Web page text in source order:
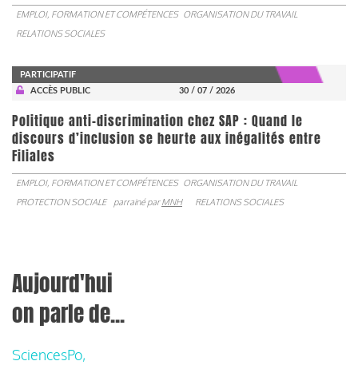
EMPLOI, FORMATION ET COMPÉTENCES ORGANISATION DU TRAVAIL
RELATIONS SOCIALES
PARTICIPATIF
ACCÈS PUBLIC
30 / 07 / 2026
Politique anti-discrimination chez SAP : Quand le
discours d’inclusion se heurte aux inégalités entre
Filiales
EMPLOI, FORMATION ET COMPÉTENCES ORGANISATION DU TRAVAIL
PROTECTION SOCIALE
parrainé parMNH RELATIONS SOCIALES
Aujourd'hui
on parle de...
SciencesPo,